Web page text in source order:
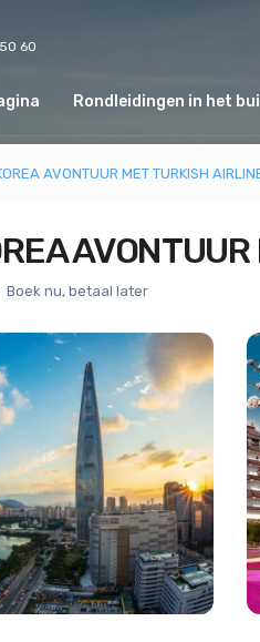
60
Rondleidingen in het
AVONTUUR MET TURKISH
Boek nu, betaal later